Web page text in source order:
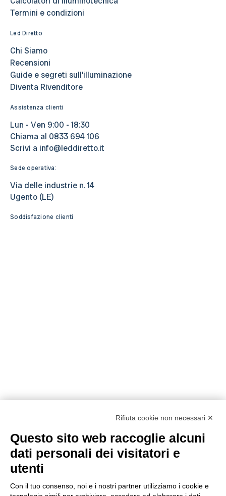
Termini e condizioni
Led Diretto
Chi Siamo
Recensioni
Guide e segreti sull’illuminazione
Diventa Rivenditore
Assistenza clienti
Lun - Ven 9:00 - 18:30
Chiama al 0833 694 106
Scrivi a info@leddiretto.it
Sede operativa:
Via delle industrie n. 14
Ugento (LE)
Soddisfazione clienti
Metodi di pagamento
Rifiuta cookie non necessari ✕
Questo sito web raccoglie alcuni
dati personali dei visitatori e
utenti
Con il tuo consenso, noi e i nostri partner utilizziamo i cookie e